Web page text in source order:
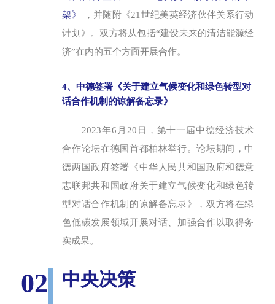
架》
，并随附《21世纪美英经济伙伴关系行动
计划》。双方将从包括“建设未来的清洁能源经
济”在内的五个方面开展合作。
4、中德签署《关于建立气候变化和绿色转型对
话合作机制的谅解备忘录》
2023年6月20日，第十一届中德经济技术
合作论坛在德国首都柏林举行。论坛期间，中
德两国政府签署《中华人民共和国政府和德意
志联邦共和国政府关于建立气候变化和绿色转
型对话合作机制的谅解备忘录》，双方将在绿
色低碳发展领域开展对话、加强合作以取得务
实成果。
02 中央决策